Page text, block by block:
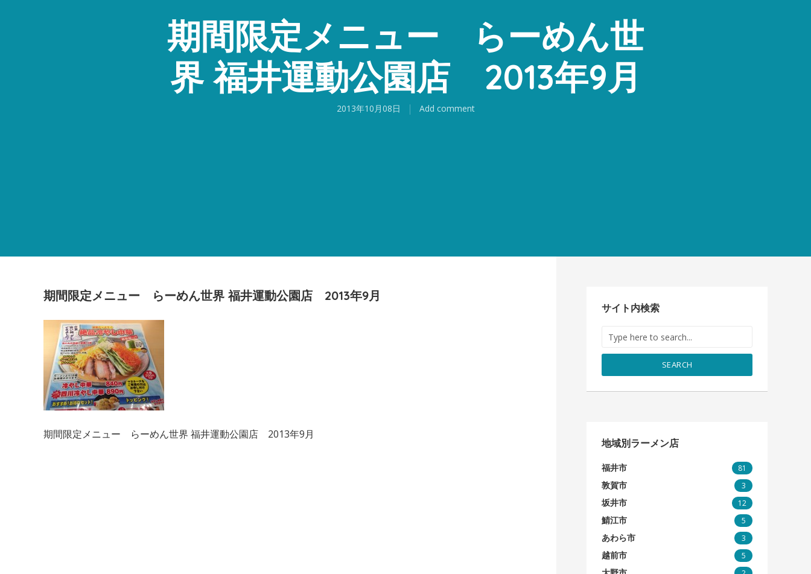
期間限定メニュー らーめん世
界 福井運動公園店 2013年9月
2013年10月08日 Add comment
期間限定メニュー らーめん世界 福井運動公園店 2013年9月
期間限定メニュー らーめん世界 福井運動公園店 2013年9月
サイト内検索
SEARCH
地域別ラーメン店
福井市 81
敦賀市 3
坂井市 12
鯖江市 5
あわら市 3
越前市 5